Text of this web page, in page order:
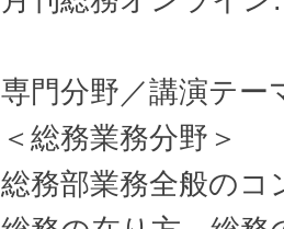
専門分野／講演テー
＜総務業務分野＞
総務部業務全般のコ